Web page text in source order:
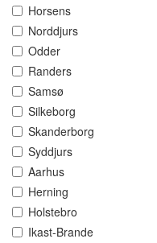
Horsens
Norddjurs
Odder
Randers
Samsø
Silkeborg
Skanderborg
Syddjurs
Aarhus
Herning
Holstebro
Ikast-Brande